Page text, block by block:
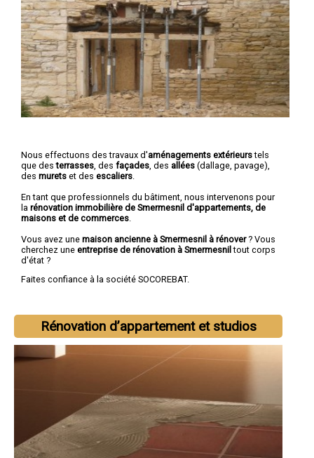
Nous effectuons des travaux d'aménagements extérieurstels
que desterrasses , des façades , des allées (dallage, pavage),
des murets et des escaliers
En tant que professionnels du bâtiment, nous intervenons pour
la rénovation immobilière de Smermesnil d'appartements, de
maisons et de commerces
Vous avez une maison ancienne à Smermesnil à rénover? Vous
cherchez une entreprise de rénovation à Smermesniltout corps
d'état ?
Faites confiance à la société SOCOREBAT.
Rénovation d’appartement et studios